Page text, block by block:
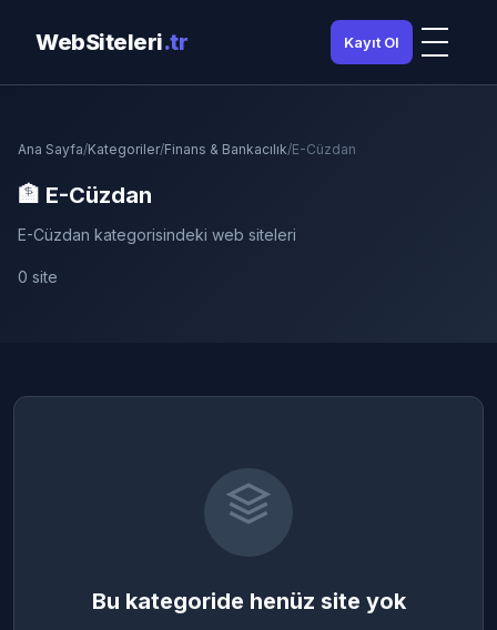
WebSiteleri.tr Kayıt Ol
Ana Sayfa/Kategoriler/Finans & Bankacılık/E-Cüzdan
🏦 E-Cüzdan
E-Cüzdan kategorisindeki web siteleri
0 site
Bu kategoride henüz site yok